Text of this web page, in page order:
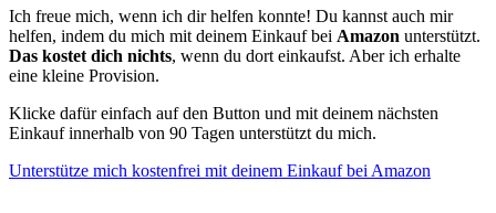
Ich freue mich, wenn ich dir helfen konnte! Du kannst auch mir
helfen, indem du mich mit deinem Einkauf bei Amazon unterstützt.
Das kostet dich nichts, wenn du dort einkaufst. Aber ich erhalte
eine kleine Provision.
Klicke dafür einfach auf den Button und mit deinem nächsten
Einkauf innerhalb von 90 Tagen unterstützt du mich.
Unterstütze mich kostenfrei mit deinem Einkauf bei Amazon